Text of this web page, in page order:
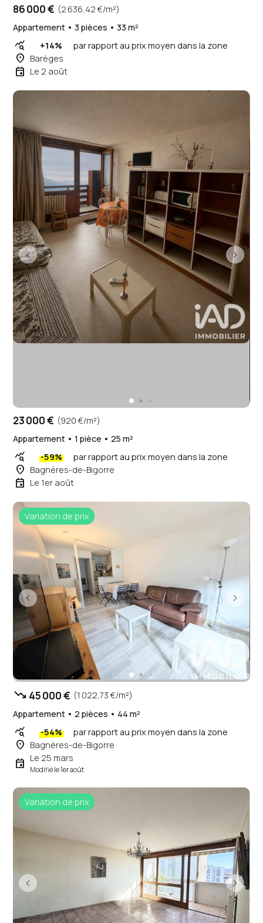
86 000 € (2 636,42 €/m²)
Appartement • 3 pièces • 33 m²
query_stats +14% par rapport au prix moyen dans la zone
place Barèges
event Le 2 août
23 000 € (920 €/m²)
Appartement • 1 pièce • 25 m²
query_stats -59% par rapport au prix moyen dans la zone
place Bagnères-de-Bigorre
event Le 1er août
Variation de prix
trending_down 45 000 € (1 022,73 €/m²)
Appartement • 2 pièces • 44 m²
query_stats -54% par rapport au prix moyen dans la zone
place Bagnères-de-Bigorre
event Le 25 mars
Modifié le 1er août
Variation de prix